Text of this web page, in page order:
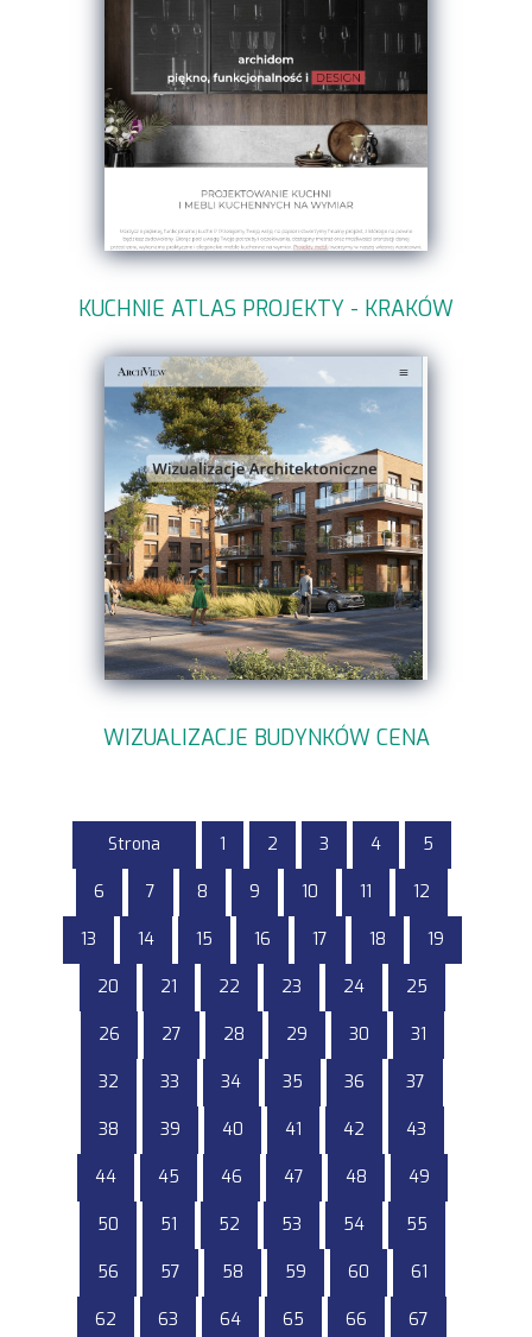
KUCHNIE ATLAS PROJEKTY - KRAKÓW
WIZUALIZACJE BUDYNKÓW CENA
Strona 1 2 3 4 5
6 7 8 9 10 11 12
13 14 15 16 17 18 19
20 21 22 23 24 25
26 27 28 29 30 31
32 33 34 35 36 37
38 39 40 41 42 43
44 45 46 47 48 49
50 51 52 53 54 55
56 57 58 59 60 61
62 63 64 65 66 67